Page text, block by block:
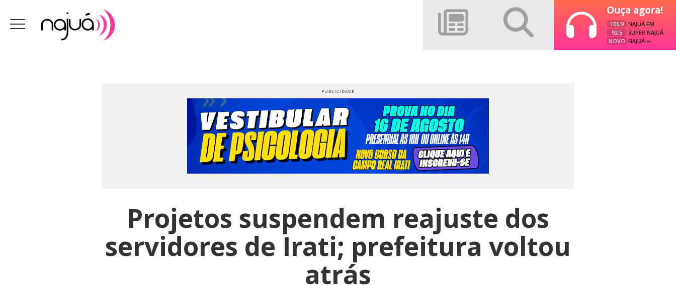
Ouça agora!
106.9
NAJUÁ FM
92.5
SUPER NAJUÁ
NOVO NAJUÁ +
Projetos suspendem reajuste dos
servidores de Irati; prefeitura voltou
atrás